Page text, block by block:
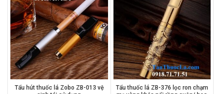
Tẩu hút thuốc lá Zobo ZB-013 vệ
Tẩu thuốc lá ZB-376 lọc ron chạm